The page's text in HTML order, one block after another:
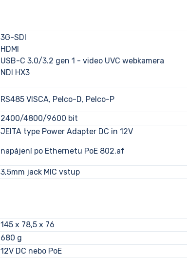
3G-SDI
HDMI
USB-C 3.0/3.2 gen 1 - video UVC webkamera
NDI HX3
RS485 VISCA, Pelco-D, Pelco-P
2400/4800/9600 bit
JEITA type Power Adapter DC in 12V
napájení po Ethernetu PoE 802.af
3,5mm jack MIC vstup
145 x 78,5 x 76
680 g
12V DC nebo PoE